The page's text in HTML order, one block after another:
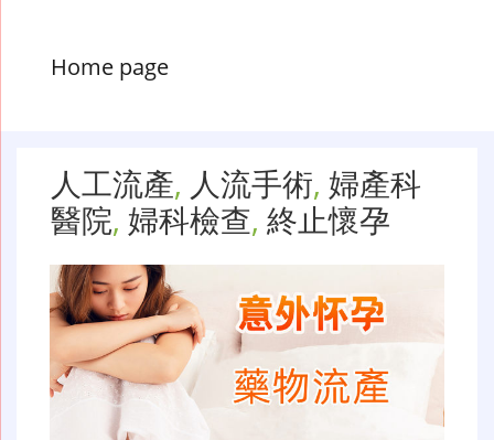
Home page
人工流產, 人流手術, 婦產科
醫院, 婦科檢查, 終止懷孕